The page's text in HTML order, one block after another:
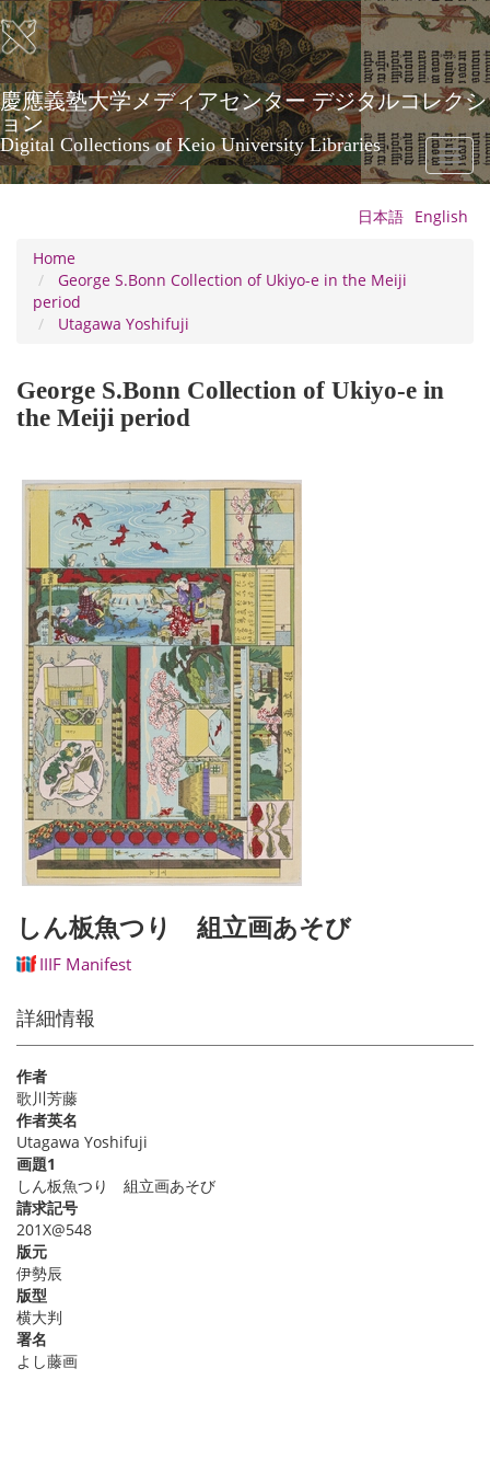
Skip
to
main
content
慶應義塾大学メディアセンター デジタルコレクシ
ョン
Digital Collections of Keio University Libraries
Toggle
日本語 English
Home
George S.Bonn Collection of Ukiyo-e in the Meiji
period
Utagawa Yoshifuji
George S.Bonn Collection of Ukiyo-e in
the Meiji period
しん板魚つり 組立画あそび
IIIF Manifest
詳細情報
作者
歌川芳藤
作者英名
Utagawa Yoshifuji
画題1
しん板魚つり 組立画あそび
請求記号
201X@548
版元
伊勢辰
版型
横大判
署名
よし藤画